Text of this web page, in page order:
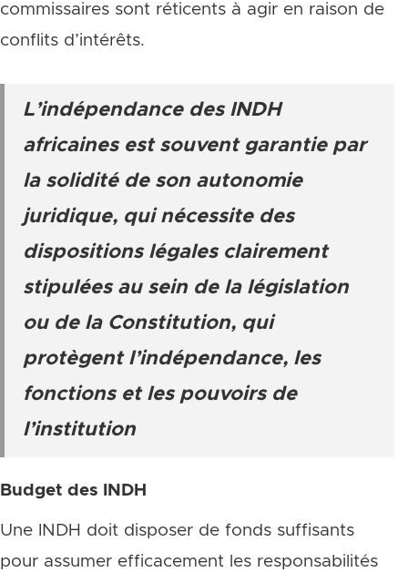
commissaires sont réticents à agir en raison de
conflits d’intérêts.
L’indépendance des INDH
africaines est souvent garantie par
la solidité de son autonomie
juridique, qui nécessite des
dispositions légales clairement
stipulées au sein de la législation
ou de la Constitution, qui
protègent l’indépendance, les
fonctions et les pouvoirs de
l’institution
Budget des INDH
Une INDH doit disposer de fonds suffisants
pour assumer efficacement les responsabilités